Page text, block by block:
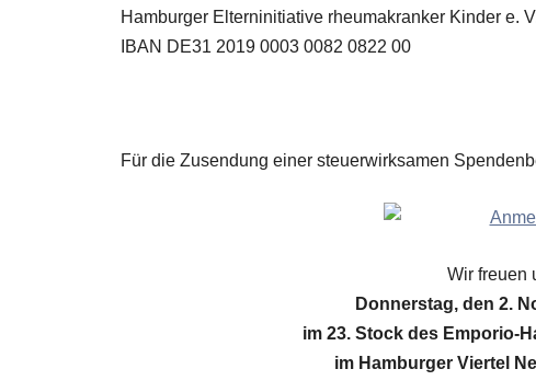
Hamburger Elterninitiative rheumakranker Kinder e.
IBAN DE31 2019 0003 0082 0822 00
Für die Zusendung einer steuerwirksamen
Wir freuen
Donnerstag, den 2.
im 23. Stock des Emporio-
im Hamburger Viertel